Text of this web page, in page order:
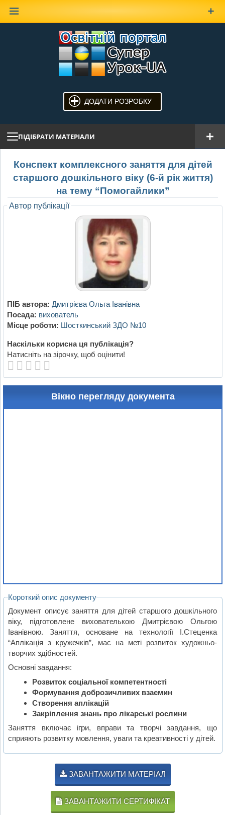
ДОДАТИ РОЗРОБКУ
ПІДІБРАТИ МАТЕРІАЛИ
Конспект комплексного заняття для дітей
старшого дошкільного віку (6-й рік життя)
на тему “Помогайлики”
Автор публікації
ПІБ автора: Дмитрієва Ольга Іванівна
Посада: вихователь
Місце роботи: Шосткинський ЗДО №10
Наскільки корисна ця публікація?
Натисніть на зірочку, щоб оцінити!
Вікно перегляду документа
Короткий опис документу
Документ описує заняття для дітей старшого дошкільного
віку, підготовлене вихователькою Дмитрієвою Ольгою
Іванівною. Заняття, основане на технології І.Стеценка
“Аплікація з кружечків”, має на меті розвиток художньо-
творчих здібностей.
Основні завдання:
Розвиток соціальної компетентності
Формування доброзичливих взаємин
Створення аплікацій
Закріплення знань про лікарські рослини
Заняття включає ігри, вправи та творчі завдання, що
сприяють розвитку мовлення, уваги та креативності у дітей.
ЗАВАНТАЖИТИ МАТЕРІАЛ
ЗАВАНТАЖИТИ СЕРТИФІКАТ